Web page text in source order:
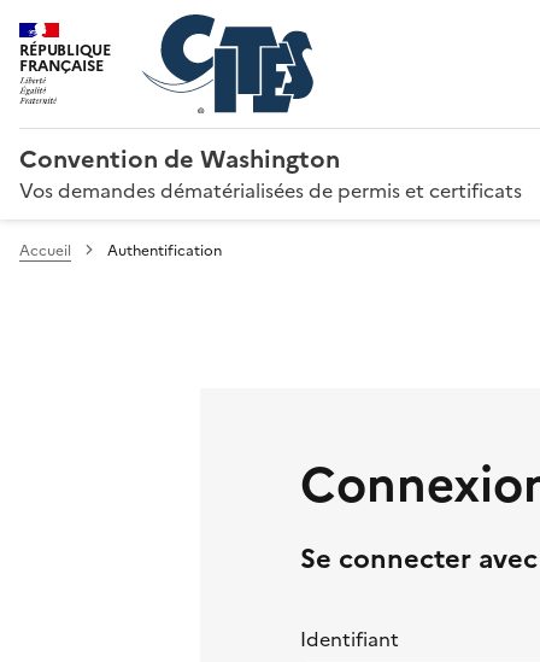
RÉPUBLIQUE
FRANÇAISE
Convention de Washington
Vos demandes dématérialisées de permis et certificats
Accueil Authentification
Se connecter
Identifiant